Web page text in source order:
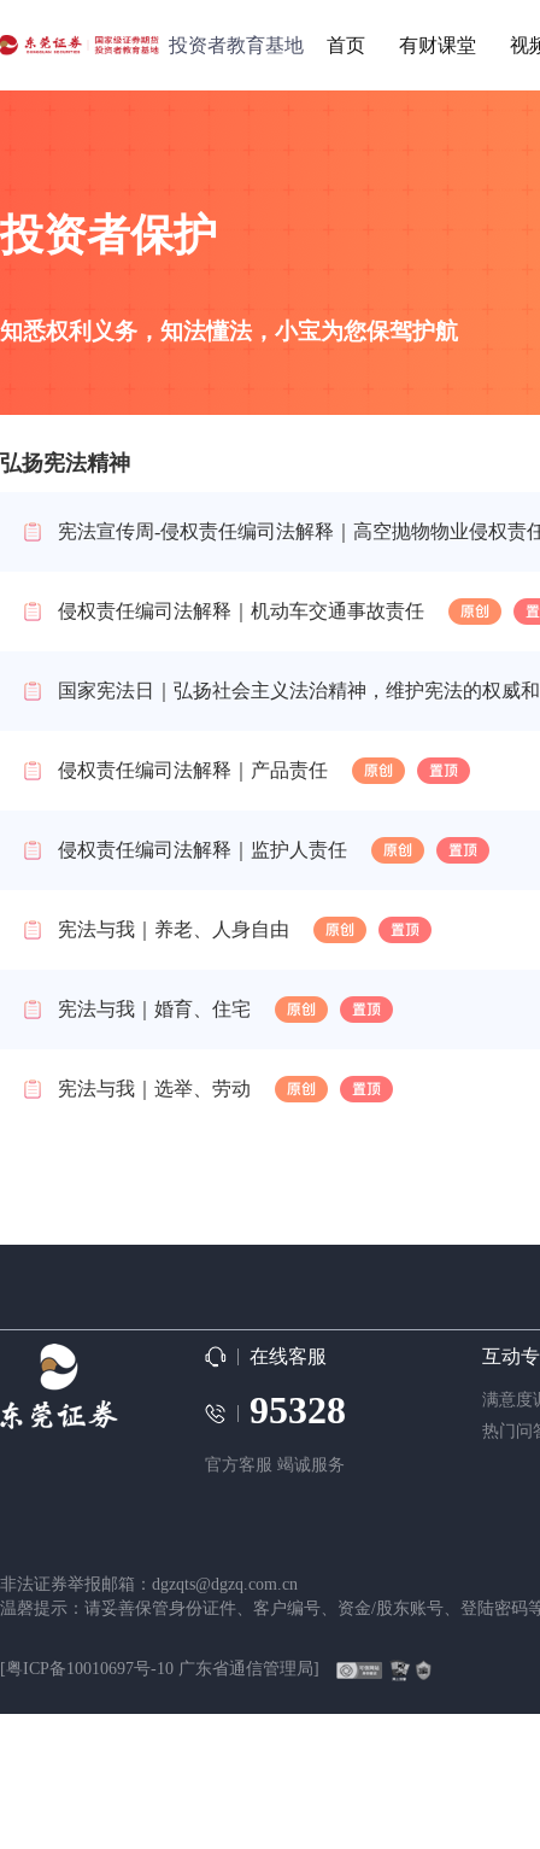
投资者教育基地 首页 有财课堂 视
投资者保护
知悉权利义务，知法懂法，小宝为您保驾护航
弘扬宪法精神
宪法宣传周-侵权责任编司法解释｜高空抛物物业侵权责
侵权责任编司法解释｜机动车交通事故责任
国家宪法日｜弘扬社会主义法治精神，维护宪法的权威
侵权责任编司法解释｜产品责任
侵权责任编司法解释｜监护人责任
宪法与我｜养老、人身自由
宪法与我｜婚育、住宅
宪法与我｜选举、劳动
在线客服
95328
官方客服 竭诚服务
互动
满意度
热门问
非法证券举报邮箱：dgzqts@dgzq.com.cn
温磬提示：请妥善保管身份证件、客户编号、资金/股东账号、登陆密码
[粤ICP备10010697号-10 广东省通信管理局]